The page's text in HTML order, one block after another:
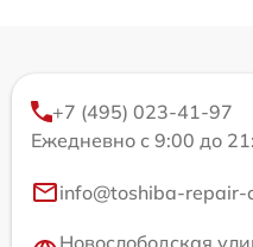
+7 (495) 023-41-97
Ежедневно с 9:00 до
info@toshiba-repair-